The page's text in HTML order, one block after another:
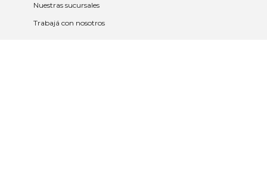
Nuestras sucursales
Trabajá con nosotros